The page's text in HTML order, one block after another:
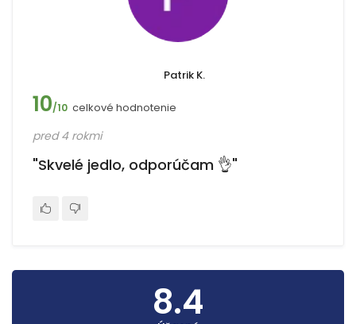
Patrik K.
10/10 celkové hodnotenie
pred 4 rokmi
"Skvelé jedlo, odporúčam 👌"
8.4